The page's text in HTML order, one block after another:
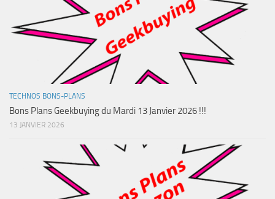
TECHNOS BONS-PLANS
Bons Plans Geekbuying du Mardi 13 Janvier 2026 !!!
13 JANVIER 2026